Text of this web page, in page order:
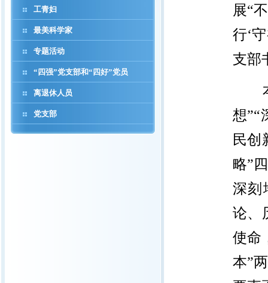
工青妇
最美科学家
专题活动
“四强”党支部和“四好”党员
离退休人员
党支部
展“
行‘
支部
想”“
民创
略”
深刻
论、
使命
本”